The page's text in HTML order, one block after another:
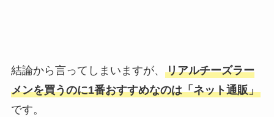
結論から言ってしまいますが、 リアルチーズラー
メンを買うのに1番おすすめなのは「ネット通販」
です。